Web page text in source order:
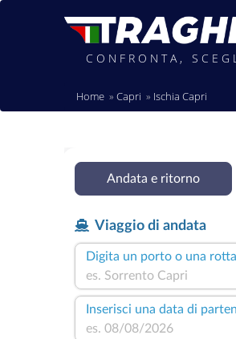
CONFRONTA,
Home Capri Ischia Capri